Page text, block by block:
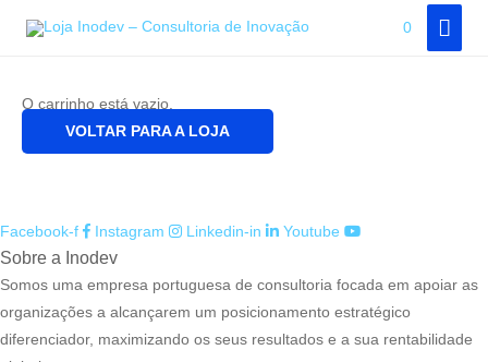
0
Carrinho
O carrinho está vazio.
VOLTAR PARA A LOJA
Facebook-f Instagram Linkedin-in Youtube
Sobre a Inodev
Somos uma empresa portuguesa de consultoria focada em apoiar as
organizações a alcançarem um posicionamento estratégico
diferenciador, maximizando os seus resultados e a sua rentabilidade